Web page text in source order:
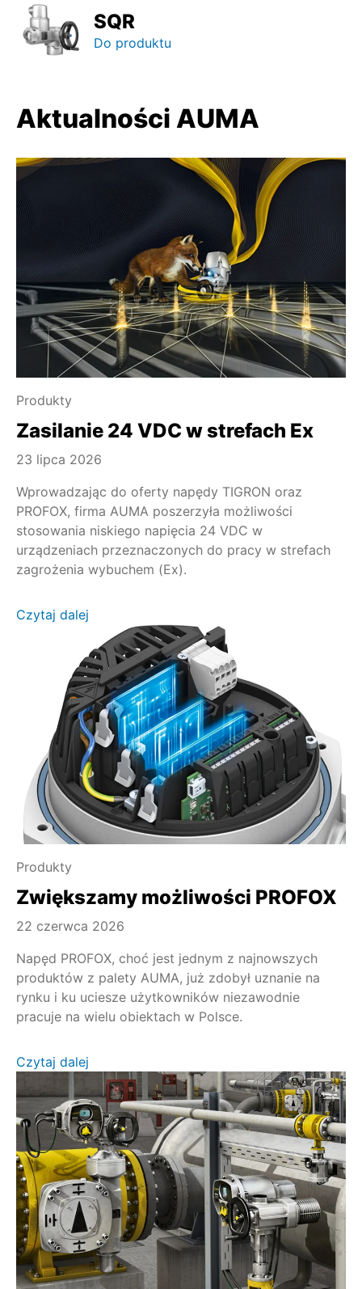
SQR
Do produktu
Aktualności AUMA
Produkty
Zasilanie 24 VDC w strefach Ex
23 lipca 2026
Wprowadzając do oferty napędy TIGRON oraz
PROFOX, firma AUMA poszerzyła możliwości
stosowania niskiego napięcia 24 VDC w
urządzeniach przeznaczonych do pracy w strefach
zagrożenia wybuchem (Ex).
Czytaj dalej
Produkty
Zwiększamy możliwości PROFOX
22 czerwca 2026
Napęd PROFOX, choć jest jednym z najnowszych
produktów z palety AUMA, już zdobył uznanie na
rynku i ku uciesze użytkowników niezawodnie
pracuje na wielu obiektach w Polsce.
Czytaj dalej